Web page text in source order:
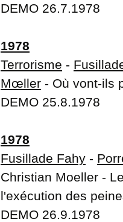
DEMO 26.7.1978
1978
Terrorisme -
Mœller - Où vont-ils
DEMO 25.8.1978
1978
Fusillade Fahy -
Christian Moeller -
l'exécution des
DEMO 26.9.1978